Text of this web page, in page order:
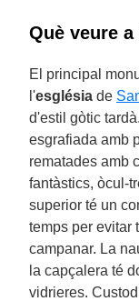
Què veure
El principal
l'església de
d'estil gòtic
esgrafiada amb
rematades amb
fantàstics, òcul-
superior té un
temps per evitar
campanar. La
la capçalera té
vidrieres.